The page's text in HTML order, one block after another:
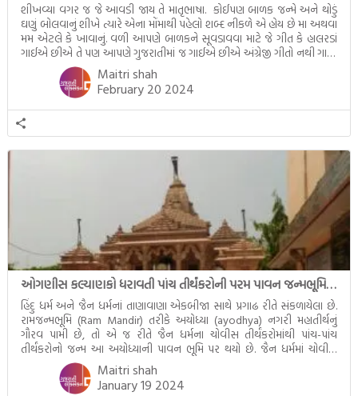
શીખવ્યા વગર જ જે આવડી જાય તે માતૃભાષા. કોઈપણ બાળક જન્મે અને થોડું
ઘણું બોલવાનું શીખે ત્યારે એના મોંમાથી પહેલો શબ્દ નીકળે એ હોય છે મા અથવા
મમ એટલે કે ખાવાનું. વળી આપણે બાળકને સૂવડાવવા માટે જે ગીત કે હાલરડાં
ગાઈએ છીએ તે પણ આપણે ગુજરાતીમાં જ ગાઈએ છીએ અંગ્રેજી ગીતો નથી ગાતા.
આમ બાળકને […]
Maitri shah
February 20 2024
ઓગણીસ કલ્યાણકો ધરાવતી પાંચ તીર્થંકરોની પરમ પાવન જન્મભૂમિ – અયોધ્યા (Ayodhya)
હિંદુ ધર્મ અને જૈન ધર્મનાં તાણાવાણા એકબીજા સાથે પ્રગાઢ રીતે સંકળાયેલા છે.
રામજન્મભૂમિ (Ram Mandir) તરીકે અયોધ્યા (ayodhya) નગરી મહાતીર્થનું
ગૌરવ પામી છે, તો એ જ રીતે જૈન ધર્મના ચોવીસ તીર્થંકરોમાંથી પાંચ-પાંચ
તીર્થંકરોનો જન્મ આ અયોધ્યાની પાવન ભૂમિ પર થયો છે. જૈન ધર્મમાં ચોવીસ
તીર્થંકરોમાંથી પાંચ-પાંચ તીર્થંકરોનાં કલ્યાણકો અહીં આવ્યાં છે. દરેક તીર્થંકરના
જીવનની ચ્યવન(માતાના […]
Maitri shah
January 19 2024